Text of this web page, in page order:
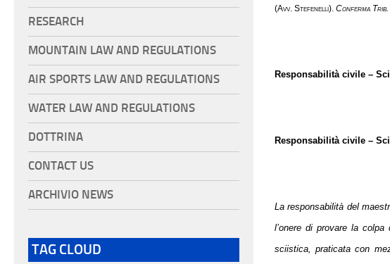
(Avv. Stefenelli). Conferma
Responsabilità civile –
Responsabilità civile –
La responsabilità del
l’onere di provare la
sciistica, praticata con
RESEARCH
MOUNTAIN LAW AND REGULATIONS
AIR SPORTS LAW AND REGULATIONS
WATER LAW AND REGULATIONS
DOTTRINA
CONTACT US
ARCHIVIO NEWS
TAG CLOUD